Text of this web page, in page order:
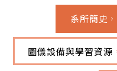
系所簡史
圖儀設備與學習資源